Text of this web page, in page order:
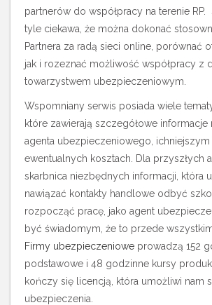
partnerów do współpracy na terenie RP.
tyle ciekawa, że można dokonać
Partnera za radą sieci online, porównać
jak i rozeznać możliwość współpracy z
towarzystwem ubezpieczeniowym.
Wspomniany serwis posiada wiele
które zawierają szczegółowe informacje
agenta ubezpieczeniowego, ichniejszym
ewentualnych kosztach. Dla przyszłych
skarbnica niezbędnych informacji, która
nawiązać kontakty handlowe odbyć
rozpocząć pracę, jako agent
być świadomym, że to przede
Firmy ubezpieczeniowe prowadzą 152
podstawowe i 48 godzinne kursy
kończy się licencją, która umożliwi nam
ubezpieczenia.